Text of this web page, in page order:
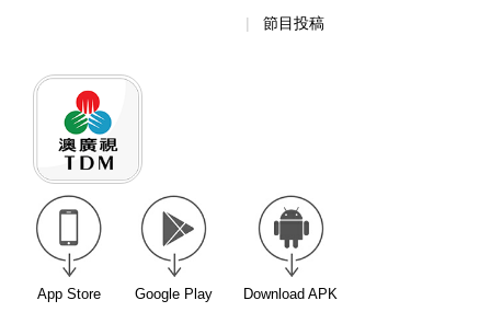
節目投稿
App Store Google Play Download APK